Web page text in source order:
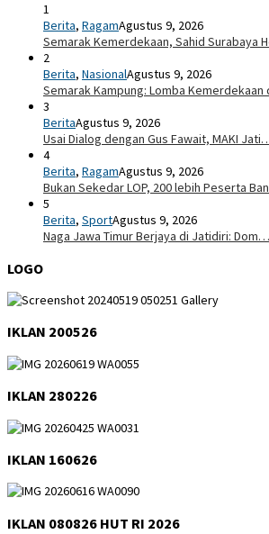
1
Berita, RagamAgustus 9, 2026
Semarak Kemerdekaan, Sahid Surabaya
2
Berita, NasionalAgustus 9, 2026
Semarak Kampung: Lomba
3
BeritaAgustus 9, 2026
Usai Dialog dengan Gus Fawait, MAKI
4
Berita, RagamAgustus 9, 2026
Bukan Sekedar LOP, 200 lebih Peserta
5
Berita, SportAgustus 9, 2026
Naga Jawa Timur Berjaya di Jatidiri: Dom…
LOGO
IKLAN 200526
IKLAN 280226
IKLAN 160626
IKLAN 080826 HUT RI 2026